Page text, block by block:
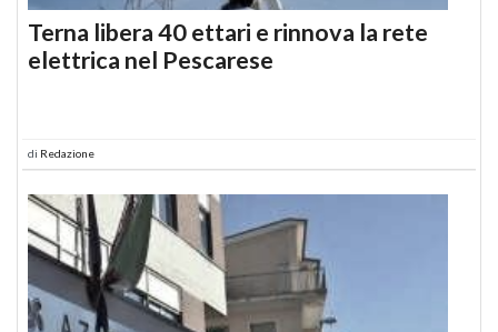
Terna libera 40 ettari e rinnova la rete
elettrica nel Pescarese
di Redazione